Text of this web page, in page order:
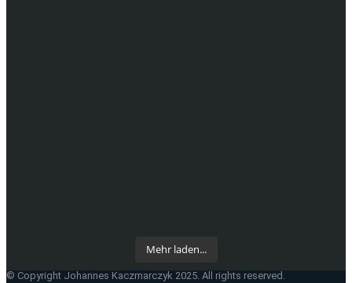
Mehr laden...
© Copyright Johannes Kaczmarczyk 2025. All rights reserved.